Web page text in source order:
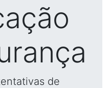
de